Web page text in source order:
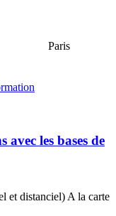
Paris
les bases de
et distanciel) A la carte